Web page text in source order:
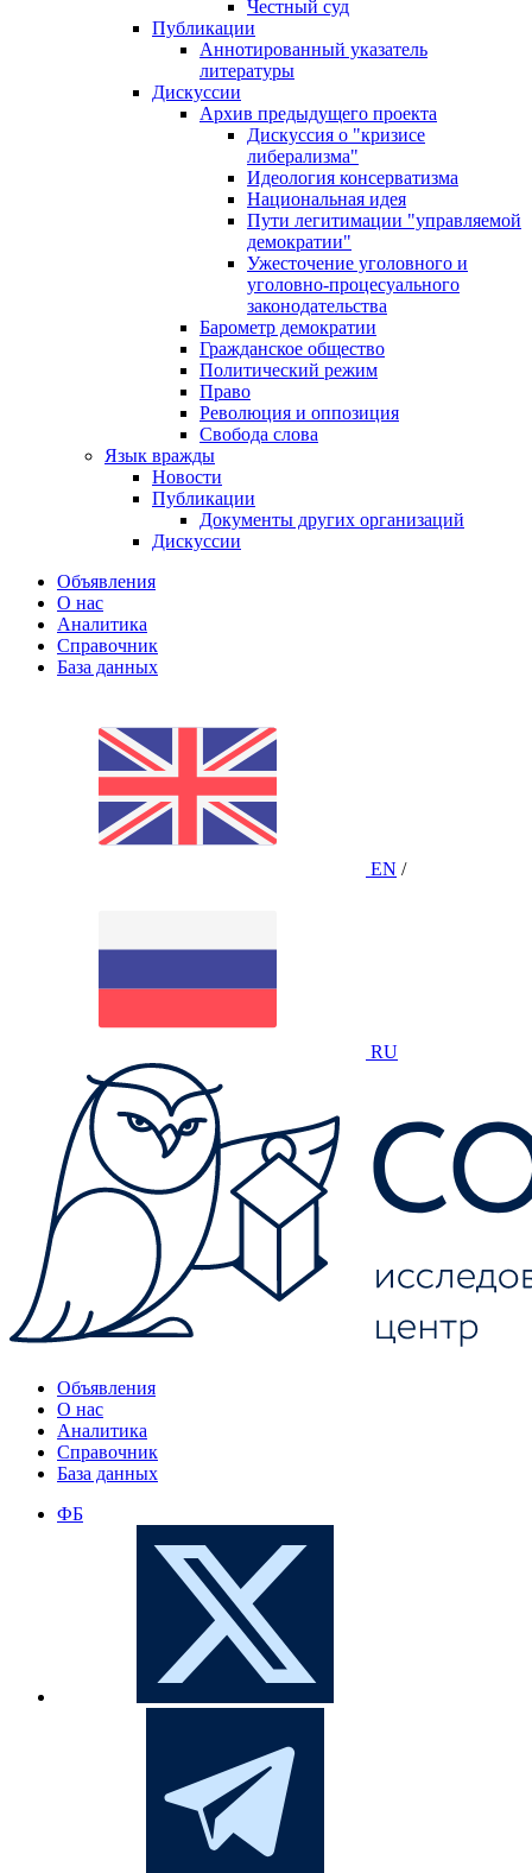
Честный суд
Публикации
Аннотированный указатель
литературы
Дискуссии
Архив предыдущего проекта
Дискуссия о "кризисе
либерализма"
Идеология консерватизма
Национальная идея
Пути легитимации "управляемой
демократии"
Ужесточение уголовного и
уголовно-процесуального
законодательства
Барометр демократии
Гражданское общество
Политический режим
Право
Революция и оппозиция
Свобода слова
Язык вражды
Новости
Публикации
Документы других организаций
Дискуссии
Объявления
О нас
Аналитика
Справочник
База данных
EN /
RU
Объявления
О нас
Аналитика
Справочник
База данных
ФБ